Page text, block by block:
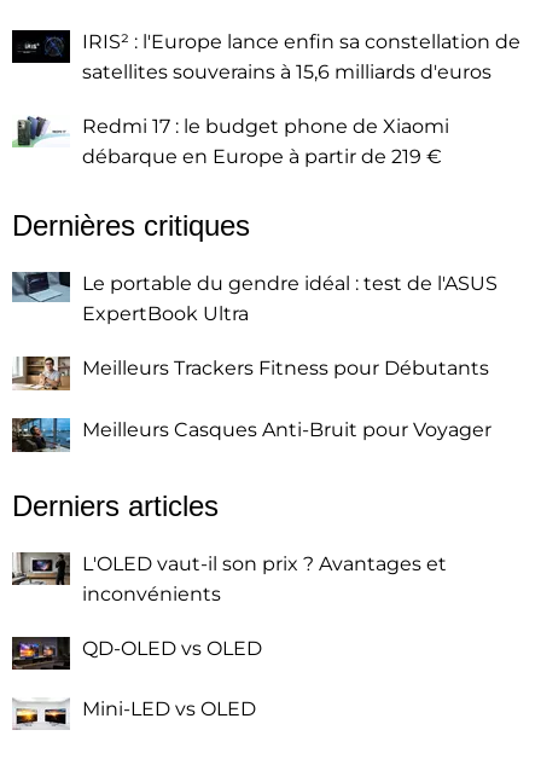
IRIS² : l'Europe lance enfin sa constellation de
satellites souverains à 15,6 milliards d'euros
Redmi 17 : le budget phone de Xiaomi
débarque en Europe à partir de 219 €
Dernières critiques
Le portable du gendre idéal : test de l'ASUS
ExpertBook Ultra
Meilleurs Trackers Fitness pour Débutants
Meilleurs Casques Anti-Bruit pour Voyager
Derniers articles
L'OLED vaut-il son prix ? Avantages et
inconvénients
QD-OLED vs OLED
Mini-LED vs OLED